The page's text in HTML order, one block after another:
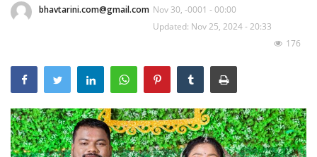
हमारे बारे मेंं
दुनिया
bhavtarini.com@gmail.com Nov 30, -0001 - 00:00
Updated: Nov 25, 2024 - 20:33
176